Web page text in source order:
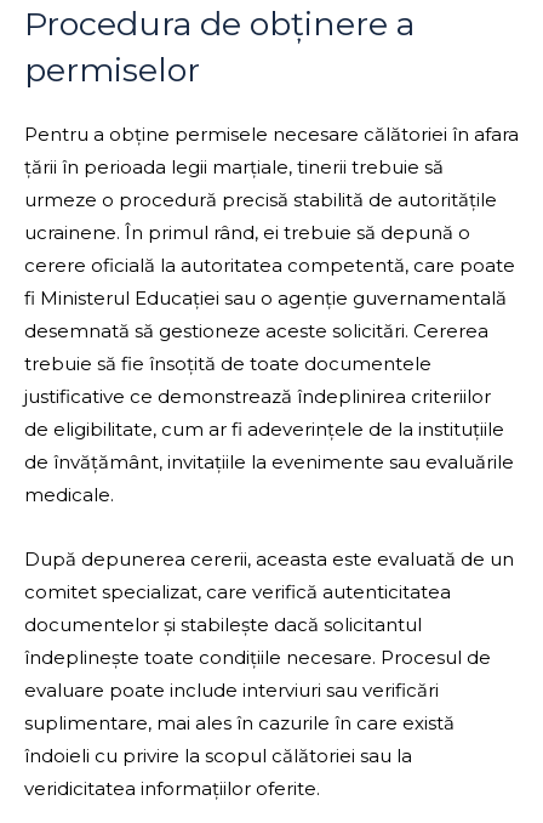
Procedura de obținere a
permiselor
Pentru a obține permisele necesare călătoriei în afara
țării în perioada legii marțiale, tinerii trebuie să
urmeze o procedură precisă stabilită de autoritățile
ucrainene. În primul rând, ei trebuie să depună o
cerere oficială la autoritatea competentă, care poate
fi Ministerul Educației sau o agenție guvernamentală
desemnată să gestioneze aceste solicitări. Cererea
trebuie să fie însoțită de toate documentele
justificative ce demonstrează îndeplinirea criteriilor
de eligibilitate, cum ar fi adeverințele de la instituțiile
de învățământ, invitațiile la evenimente sau evaluările
medicale.
După depunerea cererii, aceasta este evaluată de un
comitet specializat, care verifică autenticitatea
documentelor și stabilește dacă solicitantul
îndeplinește toate condițiile necesare. Procesul de
evaluare poate include interviuri sau verificări
suplimentare, mai ales în cazurile în care există
îndoieli cu privire la scopul călătoriei sau la
veridicitatea informațiilor oferite.